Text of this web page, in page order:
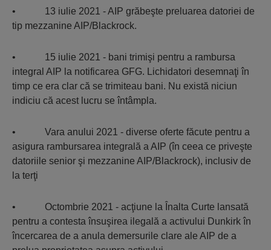
• 13 iulie 2021 - AIP grăbeşte preluarea datoriei de
tip mezzanine AIP/Blackrock.
• 15 iulie 2021 - bani trimişi pentru a rambursa
integral AIP la notificarea GFG. Lichidatori desemnaţi în
timp ce era clar că se trimiteau bani. Nu există niciun
indiciu că acest lucru se întâmpla.
• Vara anului 2021 - diverse oferte făcute pentru a
asigura rambursarea integrală a AIP (în ceea ce priveşte
datoriile senior şi mezzanine AIP/Blackrock), inclusiv de
la terţi
• Octombrie 2021 - acţiune la Înalta Curte lansată
pentru a contesta însuşirea ilegală a activului Dunkirk în
încercarea de a anula demersurile clare ale AIP de a